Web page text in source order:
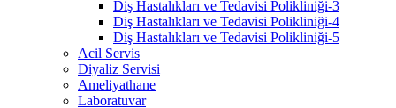
Diş Hastalıkları ve Tedavisi Polikliniği-3
Diş Hastalıkları ve Tedavisi Polikliniği-4
Diş Hastalıkları ve Tedavisi Polikliniği-5
Acil Servis
Diyaliz Servisi
Ameliyathane
Laboratuvar